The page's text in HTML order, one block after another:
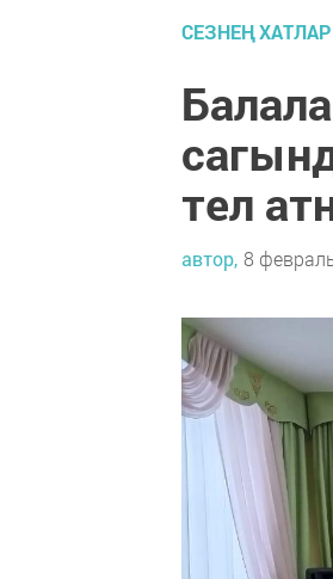
СЕЗНЕҢ ХАТЛАР
тел
автор, 8